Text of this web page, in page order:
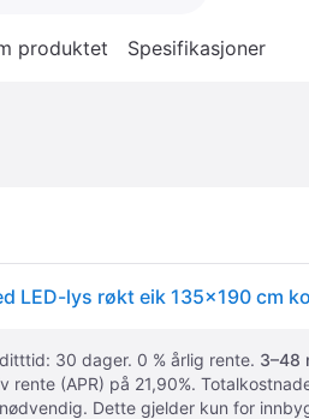
produktet Spesifikasjoner
30 dager. 0 % årlig rente. 3–48
rente (APR) på 21,90%.
Dette gjelder kun for